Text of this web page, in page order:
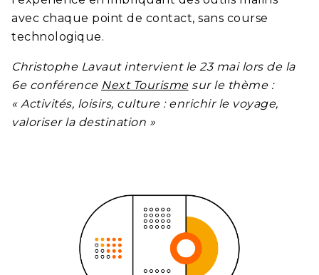
avec chaque point de contact, sans course
technologique.
Christophe Lavaut intervient le 23 mai lors de la
6e conférence Next Tourismesur le thème :
« Activités, loisirs, culture : enrichir le voyage,
valoriser la destination »